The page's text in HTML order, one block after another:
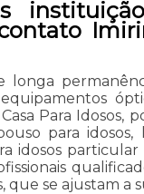
longa
Para Idosos,
para idosos,
idosos particular
se ajustam a